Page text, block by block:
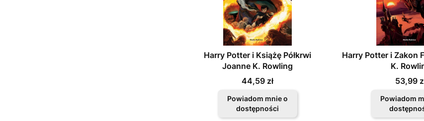
Harry Potter i Książę Półkrwi
Joanne K. Rowling
Cena
44,59 zł
Powiadom mnie o
dostępności
Harry Potter i Zakon
K.
Cena
53,99
Powiadom